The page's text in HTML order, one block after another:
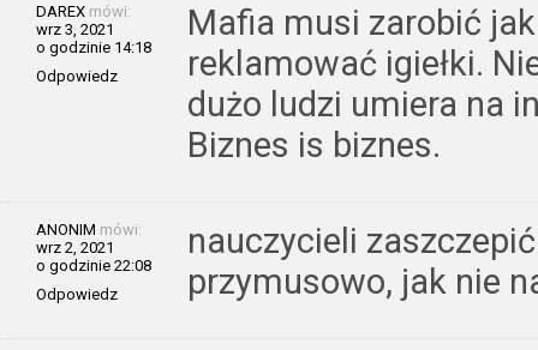
DAREX mówi:
wrz 3, 2021
o godzinie 14:18
Odpowiedz
Mafia musi zarobić
reklamować igiełki.
dużo ludzi umiera na
Biznes is biznes.
ANONIM mówi:
wrz 2, 2021
o godzinie 22:08
Odpowiedz
nauczycieli
przymusowo, jak nie